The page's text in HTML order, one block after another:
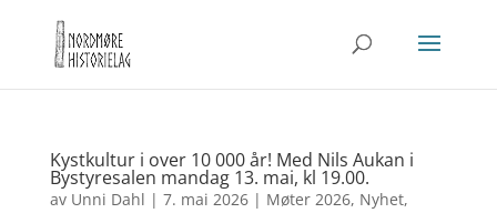
Kystkultur i over 10 000 år! Med Nils Aukan i
Bystyresalen mandag 13. mai, kl 19.00.
av Unni Dahl | 7. mai 2026| Møter 2026, Nyhet,